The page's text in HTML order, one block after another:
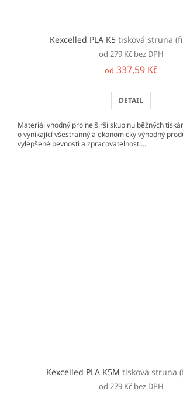
Kexcelled PLA K5 tisková struna
od 279 Kč bez DPH
od 337,59 Kč
DETAIL
Materiál vhodný pro nejširší skupinu běžných
o vynikající všestranný a ekonomicky výhodný
vylepšené pevnosti a zpracovatelnosti...
Kexcelled PLA K5M tisková struna
od 279 Kč bez DPH